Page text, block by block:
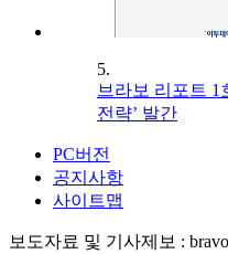
5.
브라보 리포트 1
전략’ 발간
PC버전
공지사항
사이트맵
보도자료 및 기사제보 :